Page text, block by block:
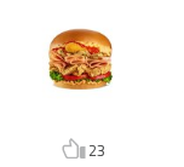
23